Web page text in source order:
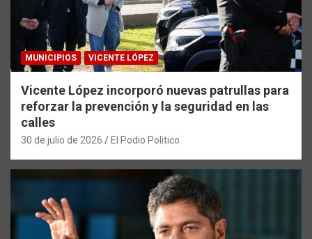
MUNICIPIOS VICENTE LÓPEZ
Vicente López incorporó nuevas patrullas para
reforzar la prevención y la seguridad en las
calles
30 de julio de 2026 El Podio Politico